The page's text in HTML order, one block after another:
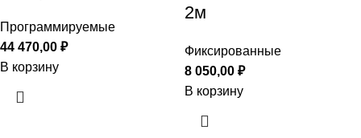
Программируемые
44 470,00 ₽
В корзину
2м
Фиксированные
8 050,00 ₽
В корзину